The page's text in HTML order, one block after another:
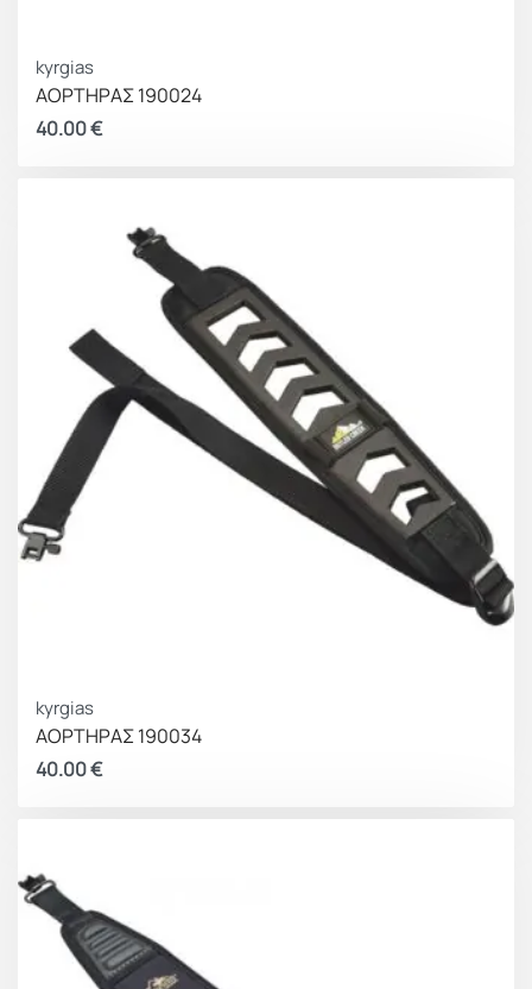
kyrgias
ΑΟΡΤΗΡΑΣ 190024
40.00€
kyrgias
ΑΟΡΤΗΡΑΣ 190034
40.00€